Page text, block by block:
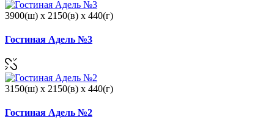
3900(ш) x 2150(в) x 440(г)
Гостиная Адель №3
3150(ш) x 2150(в) x 440(г)
Гостиная Адель №2